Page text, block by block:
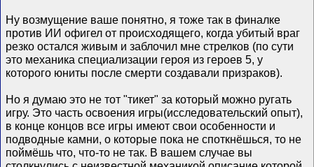
Ну возмущение ваше понятно, я тоже так в финалке
против ИИ офигел от происходящего, когда убитый враг
резко остался живым и заблочил мне стрелков (по сути
это механика специализации героя из героев 5, у
которого юниты после смерти создавали призраков).
Но я думаю это не тот "тикет" за который можно ругать
игру. Это часть освоения игры(исследовательский опыт),
в конце концов все игры имеют свои особенности и
подводные камни, о которые пока не споткнёшься, то не
поймёшь что, что-то не так. В вашем случае вы